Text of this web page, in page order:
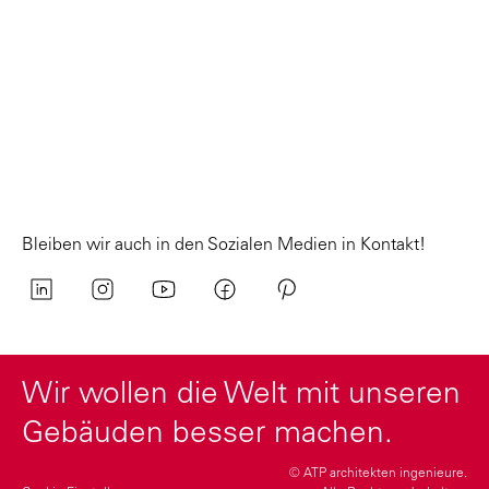
Bleiben wir auch in den Sozialen Medien in Kontakt!
Wir wollen die Welt mit unseren
Gebäuden besser machen.
© ATP architekten ingenieure.